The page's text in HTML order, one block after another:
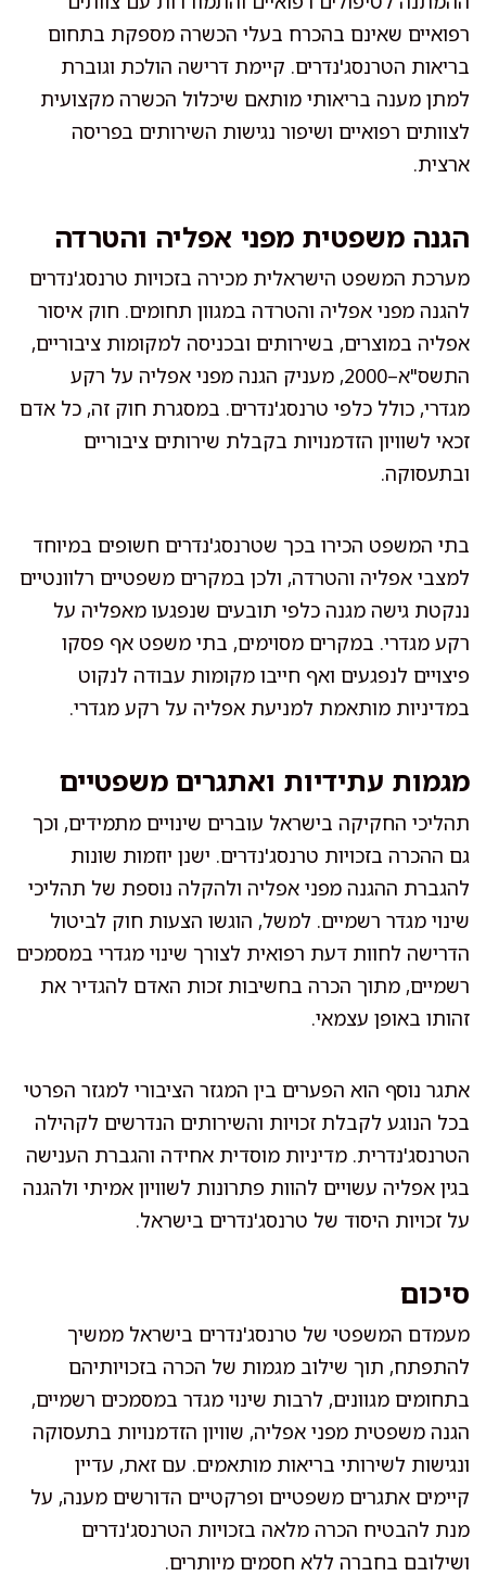
רפואיים שאינם בהכרח בעלי הכשרה מספקת בתחום
בריאות הטרנסג'נדרים. קיימת דרישה הולכת וגוברת
למתן מענה בריאותי מותאם שיכלול הכשרה מקצועית
לצוותים רפואיים ושיפור נגישות השירותים בפריסה
ארצית.
הגנה משפטית מפני אפליה והטרדה
מערכת המשפט הישראלית מכירה בזכויות טרנסג'נדרים
להגנה מפני אפליה והטרדה במגוון תחומים. חוק איסור
אפליה במוצרים, בשירותים ובכניסה למקומות ציבוריים,
התשס"א–2000, מעניק הגנה מפני אפליה על רקע
מגדרי, כולל כלפי טרנסג'נדרים. במסגרת חוק זה, כל אדם
זכאי לשוויון הזדמנויות בקבלת שירותים ציבוריים
ובתעסוקה.
בתי המשפט הכירו בכך שטרנסג'נדרים חשופים במיוחד
למצבי אפליה והטרדה, ולכן במקרים משפטיים רלוונטיים
ננקטת גישה מגנה כלפי תובעים שנפגעו מאפליה על
רקע מגדרי. במקרים מסוימים, בתי משפט אף פסקו
פיצויים לנפגעים ואף חייבו מקומות עבודה לנקוט
במדיניות מותאמת למניעת אפליה על רקע מגדרי.
מגמות עתידיות ואתגרים משפטיים
תהליכי החקיקה בישראל עוברים שינויים מתמידים, וכך
גם ההכרה בזכויות טרנסג'נדרים. ישנן יוזמות שונות
להגברת ההגנה מפני אפליה ולהקלה נוספת של תהליכי
שינוי מגדר רשמיים. למשל, הוגשו הצעות חוק לביטול
הדרישה לחוות דעת רפואית לצורך שינוי מגדרי במסמכים
רשמיים, מתוך הכרה בחשיבות זכות האדם להגדיר את
זהותו באופן עצמאי.
אתגר נוסף הוא הפערים בין המגזר הציבורי למגזר הפרטי
בכל הנוגע לקבלת זכויות והשירותים הנדרשים לקהילה
הטרנסג'נדרית. מדיניות מוסדית אחידה והגברת הענישה
בגין אפליה עשויים להוות פתרונות לשוויון אמיתי ולהגנה
על זכויות היסוד של טרנסג'נדרים בישראל.
סיכום
מעמדם המשפטי של טרנסג'נדרים בישראל ממשיך
להתפתח, תוך שילוב מגמות של הכרה בזכויותיהם
בתחומים מגוונים, לרבות שינוי מגדר במסמכים רשמיים,
הגנה משפטית מפני אפליה, שוויון הזדמנויות בתעסוקה
ונגישות לשירותי בריאות מותאמים. עם זאת, עדיין
קיימים אתגרים משפטיים ופרקטיים הדורשים מענה, על
מנת להבטיח הכרה מלאה בזכויות הטרנסג'נדרים
ושילובם בחברה ללא חסמים מיותרים.